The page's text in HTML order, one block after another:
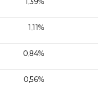
1,11%
0,84%
0,56%